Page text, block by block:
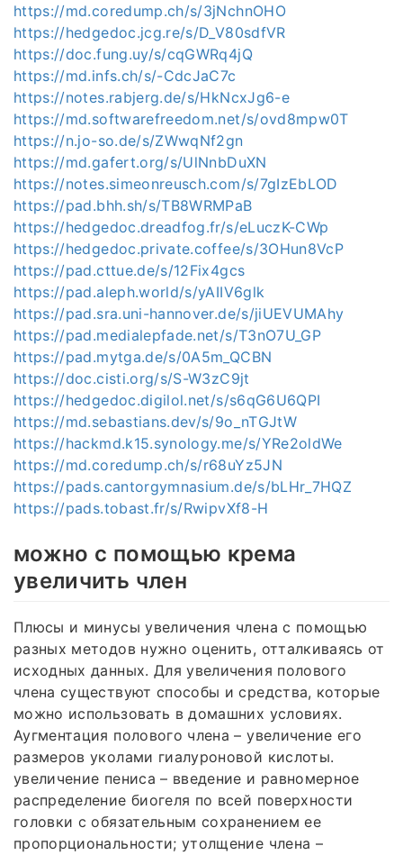
https://md.coredump.ch/s/3jNchnOHO
https://hedgedoc.jcg.re/s/D_V80sdfVR
https://doc.fung.uy/s/cqGWRq4jQ
https://md.infs.ch/s/-CdcJaC7c
https://notes.rabjerg.de/s/HkNcxJg6-e
https://md.softwarefreedom.net/s/ovd8mpw0T
https://n.jo-so.de/s/ZWwqNf2gn
https://md.gafert.org/s/UlNnbDuXN
https://notes.simeonreusch.com/s/7gIzEbLOD
https://pad.bhh.sh/s/TB8WRMPaB
https://hedgedoc.dreadfog.fr/s/eLuczK-CWp
https://hedgedoc.private.coffee/s/3OHun8VcP
https://pad.cttue.de/s/12Fix4gcs
https://pad.aleph.world/s/yAIIV6glk
https://pad.sra.uni-hannover.de/s/jiUEVUMAhy
https://pad.medialepfade.net/s/T3nO7U_GP
https://pad.mytga.de/s/0A5m_QCBN
https://doc.cisti.org/s/S-W3zC9jt
https://hedgedoc.digilol.net/s/s6qG6U6QPI
https://md.sebastians.dev/s/9o_nTGJtW
https://hackmd.k15.synology.me/s/YRe2oldWe
https://md.coredump.ch/s/r68uYz5JN
https://pads.cantorgymnasium.de/s/bLHr_7HQZ
https://pads.tobast.fr/s/RwipvXf8-H
можно с помощью крема
увеличить член
Плюсы и минусы увеличения члена с помощью
разных методов нужно оценить, отталкиваясь от
исходных данных. Для увеличения полового
члена существуют способы и средства, которые
можно использовать в домашних условиях.
Аугментация полового члена – увеличение его
размеров уколами гиалуроновой кислоты.
увеличение пениса – введение и равномерное
распределение биогеля по всей поверхности
головки с обязательным сохранением ее
пропорциональности; утолщение члена –